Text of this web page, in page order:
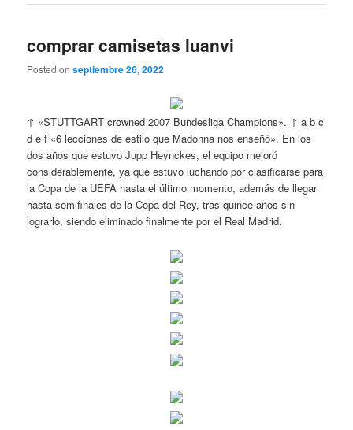
comprar camisetas luanvi
Posted onseptiembre 26, 2022
↑ «STUTTGART crowned 2007 Bundesliga Champions». ↑ a b c
d e f «6 lecciones de estilo que Madonna nos enseñó». En los
dos años que estuvo Jupp Heynckes, el equipo mejoró
considerablemente, ya que estuvo luchando por clasificarse para
la Copa de la UEFA hasta el último momento, además de llegar
hasta semifinales de la Copa del Rey, tras quince años sin
lograrlo, siendo eliminado finalmente por el Real Madrid.